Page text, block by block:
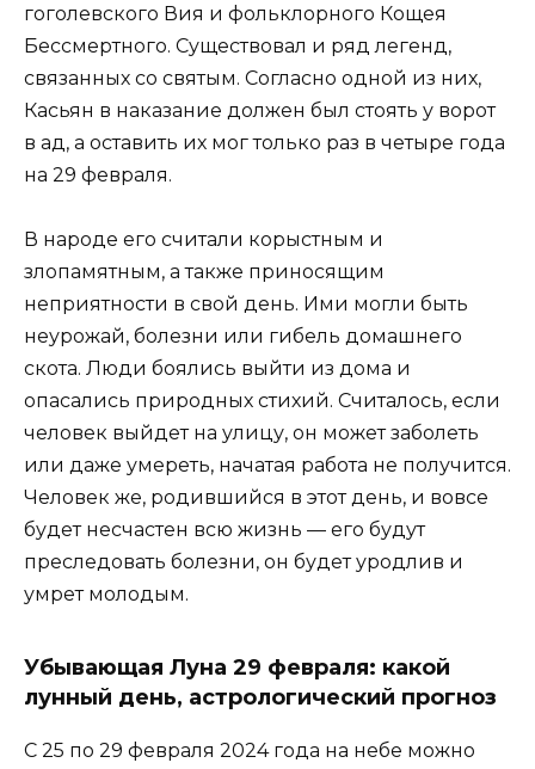
гоголевского Вия и фольклорного Кощея
Бессмертного. Существовал и ряд легенд,
связанных со святым. Согласно одной из них,
Касьян в наказание должен был стоять у ворот
в ад, а оставить их мог только раз в четыре года
на 29 февраля.
В народе его считали корыстным и
злопамятным, а также приносящим
неприятности в свой день. Ими могли быть
неурожай, болезни или гибель домашнего
скота. Люди боялись выйти из дома и
опасались природных стихий. Считалось, если
человек выйдет на улицу, он может заболеть
или даже умереть, начатая работа не получится.
Человек же, родившийся в этот день, и вовсе
будет несчастен всю жизнь — его будут
преследовать болезни, он будет уродлив и
умрет молодым.
Убывающая Луна 29 февраля: какой
лунный день, астрологический прогноз
С 25 по 29 февраля 2024 года на небе можно